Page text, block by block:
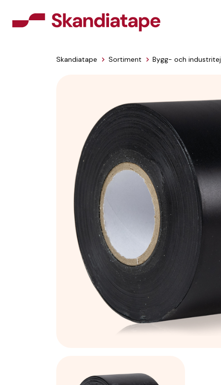
Skandiatape Sortiment Bygg- och